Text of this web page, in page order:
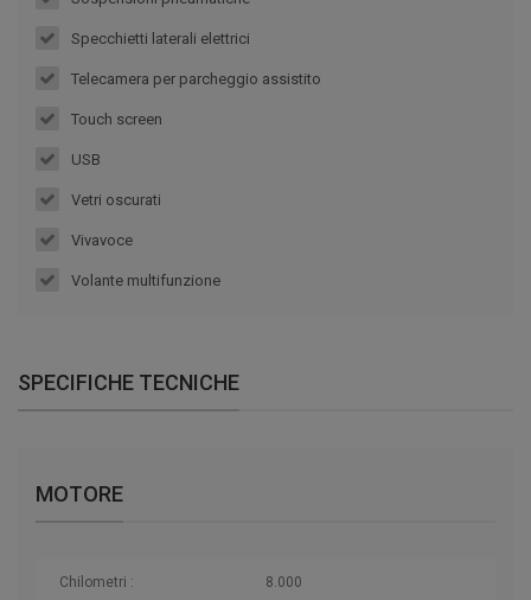
Specchietti laterali elettrici
Telecamera per parcheggio assistito
Touch screen
USB
Vetri oscurati
Vivavoce
Volante multifunzione
SPECIFICHE TECNICHE
MOTORE
Chilometri : 8.000